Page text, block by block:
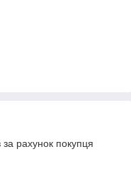
рахунок покупця